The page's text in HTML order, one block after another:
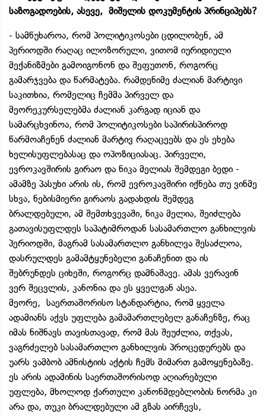
საზოგადოების, ასევე, მიშელის დოკუმენტის პრინციპებს?
- სამწუხაროა, რომ პოლიტიკოსები ცდილობენ, ამ
პერიოდში რაღაც ილოზორული, ვითომ იურიდიული
მექანიზმები გამოიგონონ და შეფუთონ, როგორც
გამარჯვება და წარმატება. რამდენიმე ძალიან მარტივი
საკითხია, რომელიც ჩემმა პირველ და
მეორეკურსელებმა ძალიან კარგად იციან და
სამარცხვინოა, რომ პოლიტიკოსები საპირისპიროდ
წარმოაჩენენ ძალიან მარტივ რაღაცეებს და ეს ეხება
ხელისუფლებასაც და ოპოზიციასაც. პირველი,
ევროკავშირის გირაო და ნიკა მელიას შემდეგი ბედი -
ამამზე პასუხი არის ის, რომ ევროკავშირი იქნება თუ ვინმე
სხვა, ნებისმიერი გირაოს გადახდის შემდეგ
ბრალდებული, ამ შემთხვევაში, ნიკა მელია, შეიძლება
გათავისუფლდეს საპატიმროდან სასამართლო განხილვის
პერიოდში, მაგრამ სასამართლო განხილვა შესაძლოა,
დასრულდეს გამამტყუნებელი განაჩენით და ის
შებრუნდეს ციხეში, როგორც დამნაშავე. ამას ვერავინ
ვერ შეცვლის, კანონია და ეს ყველგან ასეა.
მეორე, საერთაშორისო სტანდარტია, რომ ყველა
ადამიანს აქვს უფლება გამამართლებელ განაჩენზე, რაც
იმას ნიშნავს თავისთავად, რომ მას შეუძლია, თქვას,
ვაგრძელებ სასამართლო განხილვის პროცედურებს და
უარს ვამბობ ამნისტიის აქტის ჩემს მიმართ გამოყენებაზე.
ეს არის ადამინის საერთაშორისოდ აღიარებული
უფლება, მხოლოდ ქართული კანონმდებლობის ნორმა კი
არა და, თუკი ბრალდებული ამ გზას აირჩევს,